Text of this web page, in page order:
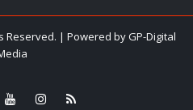
Reserved. | Powered by GP-Digital